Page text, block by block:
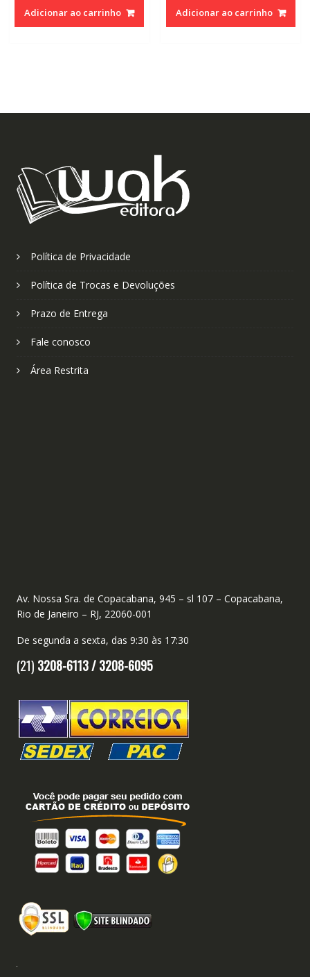
Adicionar ao carrinho Adicionar ao carrinho
Política de Privacidade
Política de Trocas e Devoluções
Prazo de Entrega
Fale conosco
Área Restrita
Av. Nossa Sra. de Copacabana, 945 – sl 107 – Copacabana,
Rio de Janeiro – RJ, 22060-001
De segunda a sexta, das 9:30 às 17:30
(21) 3208-6113 /3208-6095